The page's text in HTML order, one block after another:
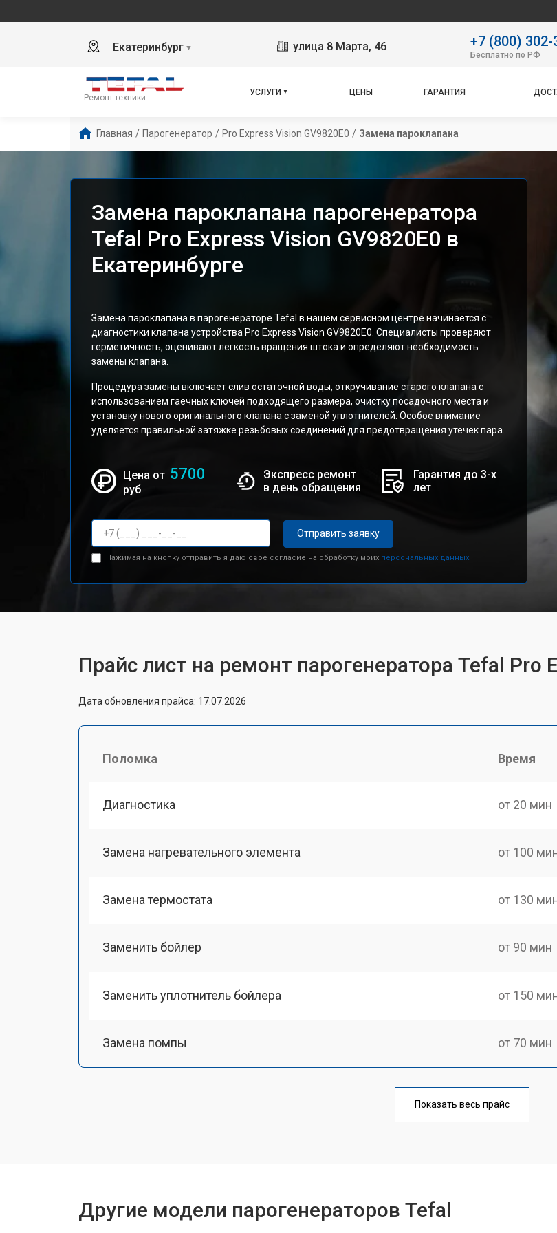
Екатеринбург ▼ улица 8 Марта, 46 +7 (800) 302-
Бесплатно по РФ
Ремонт техники
УСЛУГИ ЦЕНЫ ГАРАНТИЯ
Главная / Парогенератор / Pro Express Vision GV9820E0 / Замена пароклапана
Замена пароклапана парогенератора
Tefal Pro Express Vision GV9820E0 в
Екатеринбурге
Замена пароклапана в парогенераторе Tefal в нашем сервисном центре начинается с
диагностики клапана устройства Pro Express Vision GV9820E0. Специалисты проверяют
герметичность, оценивают легкость вращения штока и определяют необходимость
замены клапана.
Процедура замены включает слив остаточной воды, откручивание старого клапана с
использованием гаечных ключей подходящего размера, очистку посадочного места и
установку нового оригинального клапана с заменой уплотнителей. Особое внимание
уделяется правильной затяжке резьбовых соединений для предотвращения утечек пара.
Цена от 5700
руб
Экспресс ремонт
в день обращения
Гарантия до 3-х
лет
Отправить заявку
Нажимая на кнопку отправить я даю свое согласие на обработку моих персональных данных.
Прайс лист на ремонт парогенератора Tefal Pro
Дата обновления прайса: 17.07.2026
Поломка Время
Диагностика от 20 мин
Замена нагревательного элемента от 100
Замена термостата от 130
Заменить бойлер от 90 мин
Заменить уплотнитель бойлера от 150
Замена помпы от 70 мин
от 110 мин
Показать весь прайс
Другие модели парогенераторов Tefal